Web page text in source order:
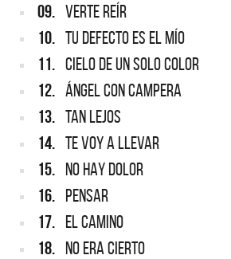
09. VERTE REÍR
10. TU DEFECTO ES EL MÍO
11. CIELO DE UN SOLO COLOR
12. ÁNGEL CON CAMPERA
13. TAN LEJOS
14. TE VOY A LLEVAR
15. NO HAY DOLOR
16. PENSAR
17. EL CAMINO
18. NO ERA CIERTO